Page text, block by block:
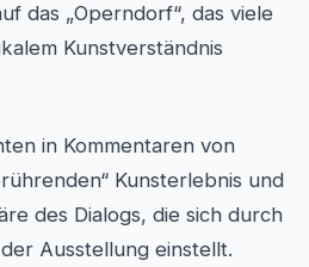
das „Operndorf“, das viele
Kunstverständnis
in Kommentaren von
Kunsterlebnis und
des Dialogs, die sich durch
Ausstellung einstellt.